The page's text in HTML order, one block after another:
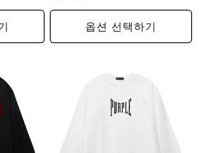
가
옵션 선택하기